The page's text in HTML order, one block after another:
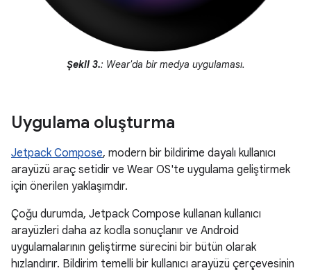
Şekil 3.: Wear'da bir medya uygulaması.
Uygulama oluşturma
Jetpack Compose, modern bir bildirime dayalı kullanıcı
arayüzü araç setidir ve Wear OS'te uygulama geliştirmek
için önerilen yaklaşımdır.
Çoğu durumda, Jetpack Compose kullanan kullanıcı
arayüzleri daha az kodla sonuçlanır ve Android
uygulamalarının geliştirme sürecini bir bütün olarak
hızlandırır. Bildirim temelli bir kullanıcı arayüzü çerçevesinin